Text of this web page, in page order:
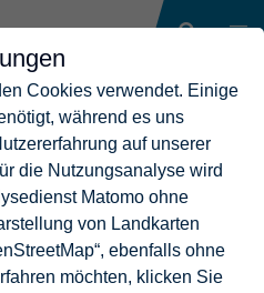
Cookies verwendet. Einige
während es uns
auf unserer
die Nutzungsanalyse wird
Matomo ohne
von Landkarten
ebenfalls ohne
möchten, klicken Sie